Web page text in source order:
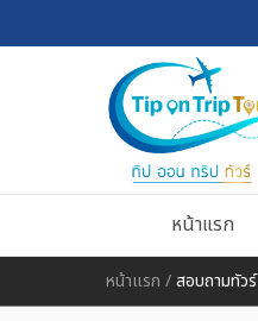
หน้าแรก
หน้าแรก /สอบถามทัวร์